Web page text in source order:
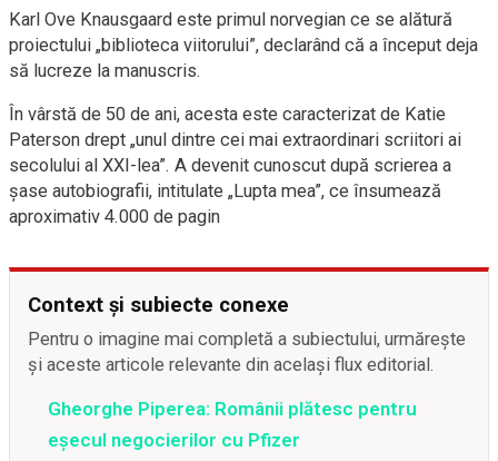
Karl Ove Knausgaard este primul norvegian ce se alătură
proiectului „biblioteca viitorului”, declarând că a început deja
să lucreze la manuscris.
În vârstă de 50 de ani, acesta este caracterizat de Katie
Paterson drept „unul dintre cei mai extraordinari scriitori ai
secolului al XXI-lea”. A devenit cunoscut după scrierea a
șase autobiografii, intitulate „Lupta mea”, ce însumează
aproximativ 4.000 de pagin
Context și subiecte conexe
Pentru o imagine mai completă a subiectului, urmărește
și aceste articole relevante din același flux editorial.
Gheorghe Piperea: Românii plătesc pentru
eșecul negocierilor cu Pfizer